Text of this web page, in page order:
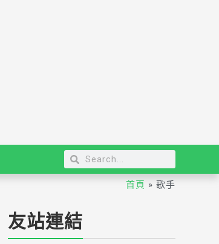
首頁 » 歌手
友站連結